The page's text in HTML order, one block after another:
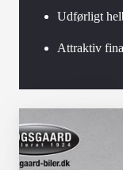
Udførligt
Attraktiv